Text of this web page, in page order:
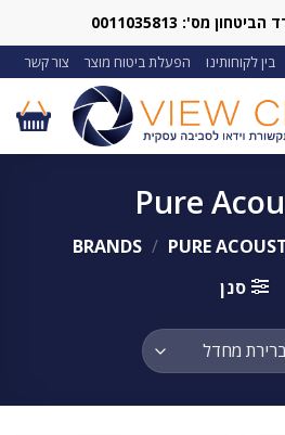
מס': 0011035813
בין לקוחותינו הפעלת ביטוח מוצר צור קשר
Pure
/ PURE
סנן